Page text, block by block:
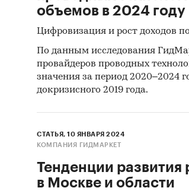
объемов в 2024 году
Цифровизация и рост доходов
По данным исследования
провайдеров проводных
значения за период 2020–2024
докризисного 2019 года.
СТАТЬЯ, 10 ЯНВАРЯ 2024
КОМПАНИЯ ГИДМАРКЕТ
Тенденции развития
в Москве и области